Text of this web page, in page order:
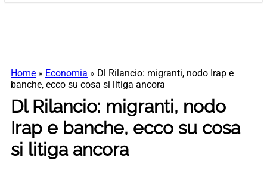
Home » Economia » Dl Rilancio: migranti, nodo Irap e
banche, ecco su cosa si litiga ancora
Dl Rilancio: migranti, nodo
Irap e banche, ecco su cosa
si litiga ancora